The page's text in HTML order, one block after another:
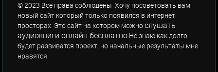
© 2023 Все права соблюдены .Хочу посоветовать вам
новый сайт который только появился в интернет
просторах. Это сайт на котором можнослушать
аудиокниги онлайн бесплатно.Не знаю как долго
будет развиватся проект, но начальные результаты мне
нравятся.